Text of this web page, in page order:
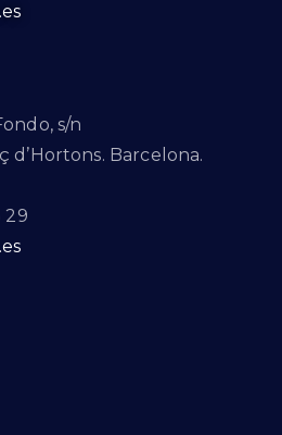
s/n
d’Hortons. Barcelona.
29